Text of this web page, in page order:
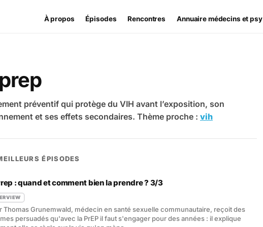
À propos Épisodes Rencontres Annuaire médecins et psy
prep
préventif qui protège du VIH avant l’exposition, son
et ses effets secondaires. Thème proche : vih
ÉPISODES
: quand et comment bien la prendre ? 3/3
Thomas Grunemwald, médecin en santé sexuelle communautaire, reçoit des
persuadés qu'avec la PrEP il faut s'engager pour des années : il explique